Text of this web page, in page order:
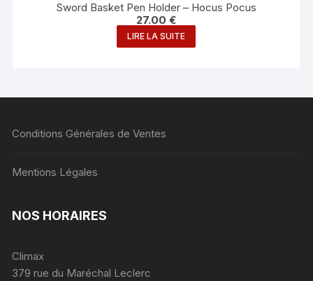
Sword Basket Pen Holder – Hocus Pocus
27.00€
LIRE LA SUITE
Conditions Générales de Ventes
Mentions Légales
NOS HORAIRES
Climax
379 rue du Maréchal Leclerc